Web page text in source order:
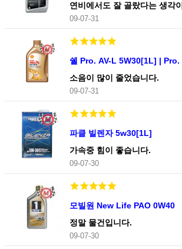
연비에서도 잘 골랐다는 생각
09-07-31
쉘 Pro. AV-L 5W30[1L] |
소음이 많이 줄었습니다.
09-07-31
파클 빌렌자 5w30[1L]
가속중 힘이 좋습니다.
09-07-30
모빌원 New Life PAO 0W40
정말 물건입니다.
09-07-30